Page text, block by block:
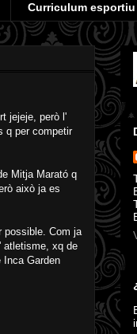
Curriculum esportiu
jejeje, però l'
q per competir
Mitja Marató q
això ja es
possible. Com ja
atletisme, xq de
Inca Garden